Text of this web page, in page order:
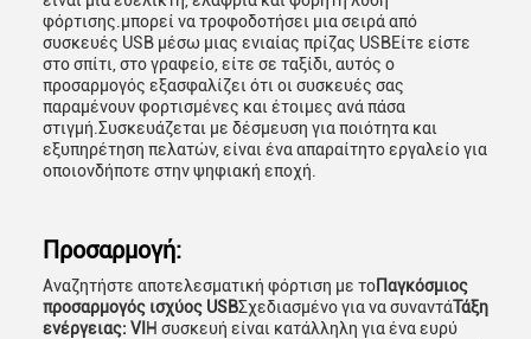
φόρτισης.μπορεί να τροφοδοτήσει μια σειρά από
συσκευές USB μέσω μιας ενιαίας πρίζας USBΕίτε είστε
στο σπίτι, στο γραφείο, είτε σε ταξίδι, αυτός ο
προσαρμογός εξασφαλίζει ότι οι συσκευές σας
παραμένουν φορτισμένες και έτοιμες ανά πάσα
στιγμή.Συσκευάζεται με δέσμευση για ποιότητα και
εξυπηρέτηση πελατών, είναι ένα απαραίτητο εργαλείο για
οποιονδήποτε στην ψηφιακή εποχή.
Προσαρμογή:
Αναζητήστε αποτελεσματική φόρτιση με τοΠαγκόσμιος
προσαρμογός ισχύος USBΣχεδιασμένο για να συναντάΤάξη
ενέργειας: VI Η συσκευή είναι κατάλληλη για ένα ευρύ